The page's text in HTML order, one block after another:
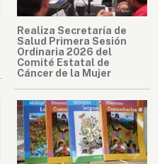
Realiza Secretaría de
Salud Primera Sesión
Ordinaria 2026 del
Comité Estatal de
Cáncer de la Mujer